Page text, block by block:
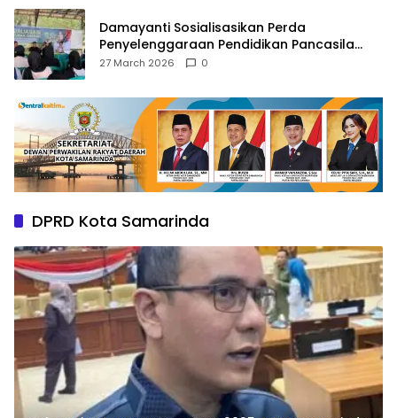
Damayanti Sosialisasikan Perda
Penyelenggaraan Pendidikan Pancasila
dan Wawasan Kebangsaan
27 March 2026 0
DPRD Kota Samarinda